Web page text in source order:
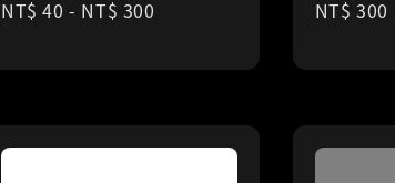
Regular
NT$ 40 - NT$ 300
Sale
NT$ 300